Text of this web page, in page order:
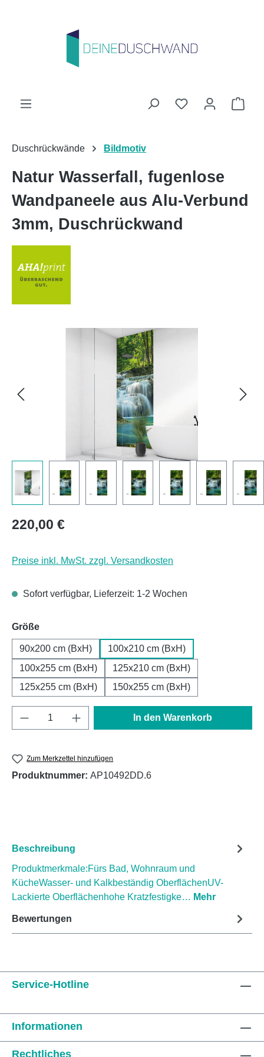
Du hast 0
Duschrückwände Bildmotiv
Natur Wasserfall, fugenlose
Wandpaneele aus Alu-Verbund
3mm, Duschrückwand
Regulärer Preis:
220,00 €
Preise inkl. MwSt. zzgl. Versandkosten
Sofort verfügbar, Lieferzeit: 1-2 Wochen
Größeauswählen
90x200 cm (BxH)
100x210 cm (BxH)
100x255 cm (BxH)
125x210 cm (BxH)
125x255 cm (BxH)
150x255 cm (BxH)
Produkt Anzahl: Gib den gewünschten
In den Warenkorb
Zum Merkzettel hinzufügen
Produktnummer: AP10492DD.6
Beschreibung
Produktmerkmale:Fürs Bad, Wohnraum und
KücheWasser- und Kalkbeständig OberflächenUV-
Lackierte Oberflächenhohe Kratzfestigke… Mehr
Bewertungen
Service-Hotline
Informationen
Rechtliches